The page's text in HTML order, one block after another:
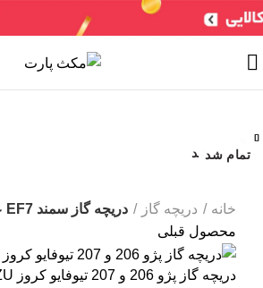
تمام شد
خانه
دریچه گاز
دریچه گاز سمند EF7 عظام
محصول قبلی
دریچه گاز پژو 206 و 207 تیوفایو کروز EZU
تمام شد
تمام شد
سنسورها جعبه فیوز ایربگ
ایسیو خودروهای چینی
ایسیو خودروهای ایرانی
شمع / وایر شمع